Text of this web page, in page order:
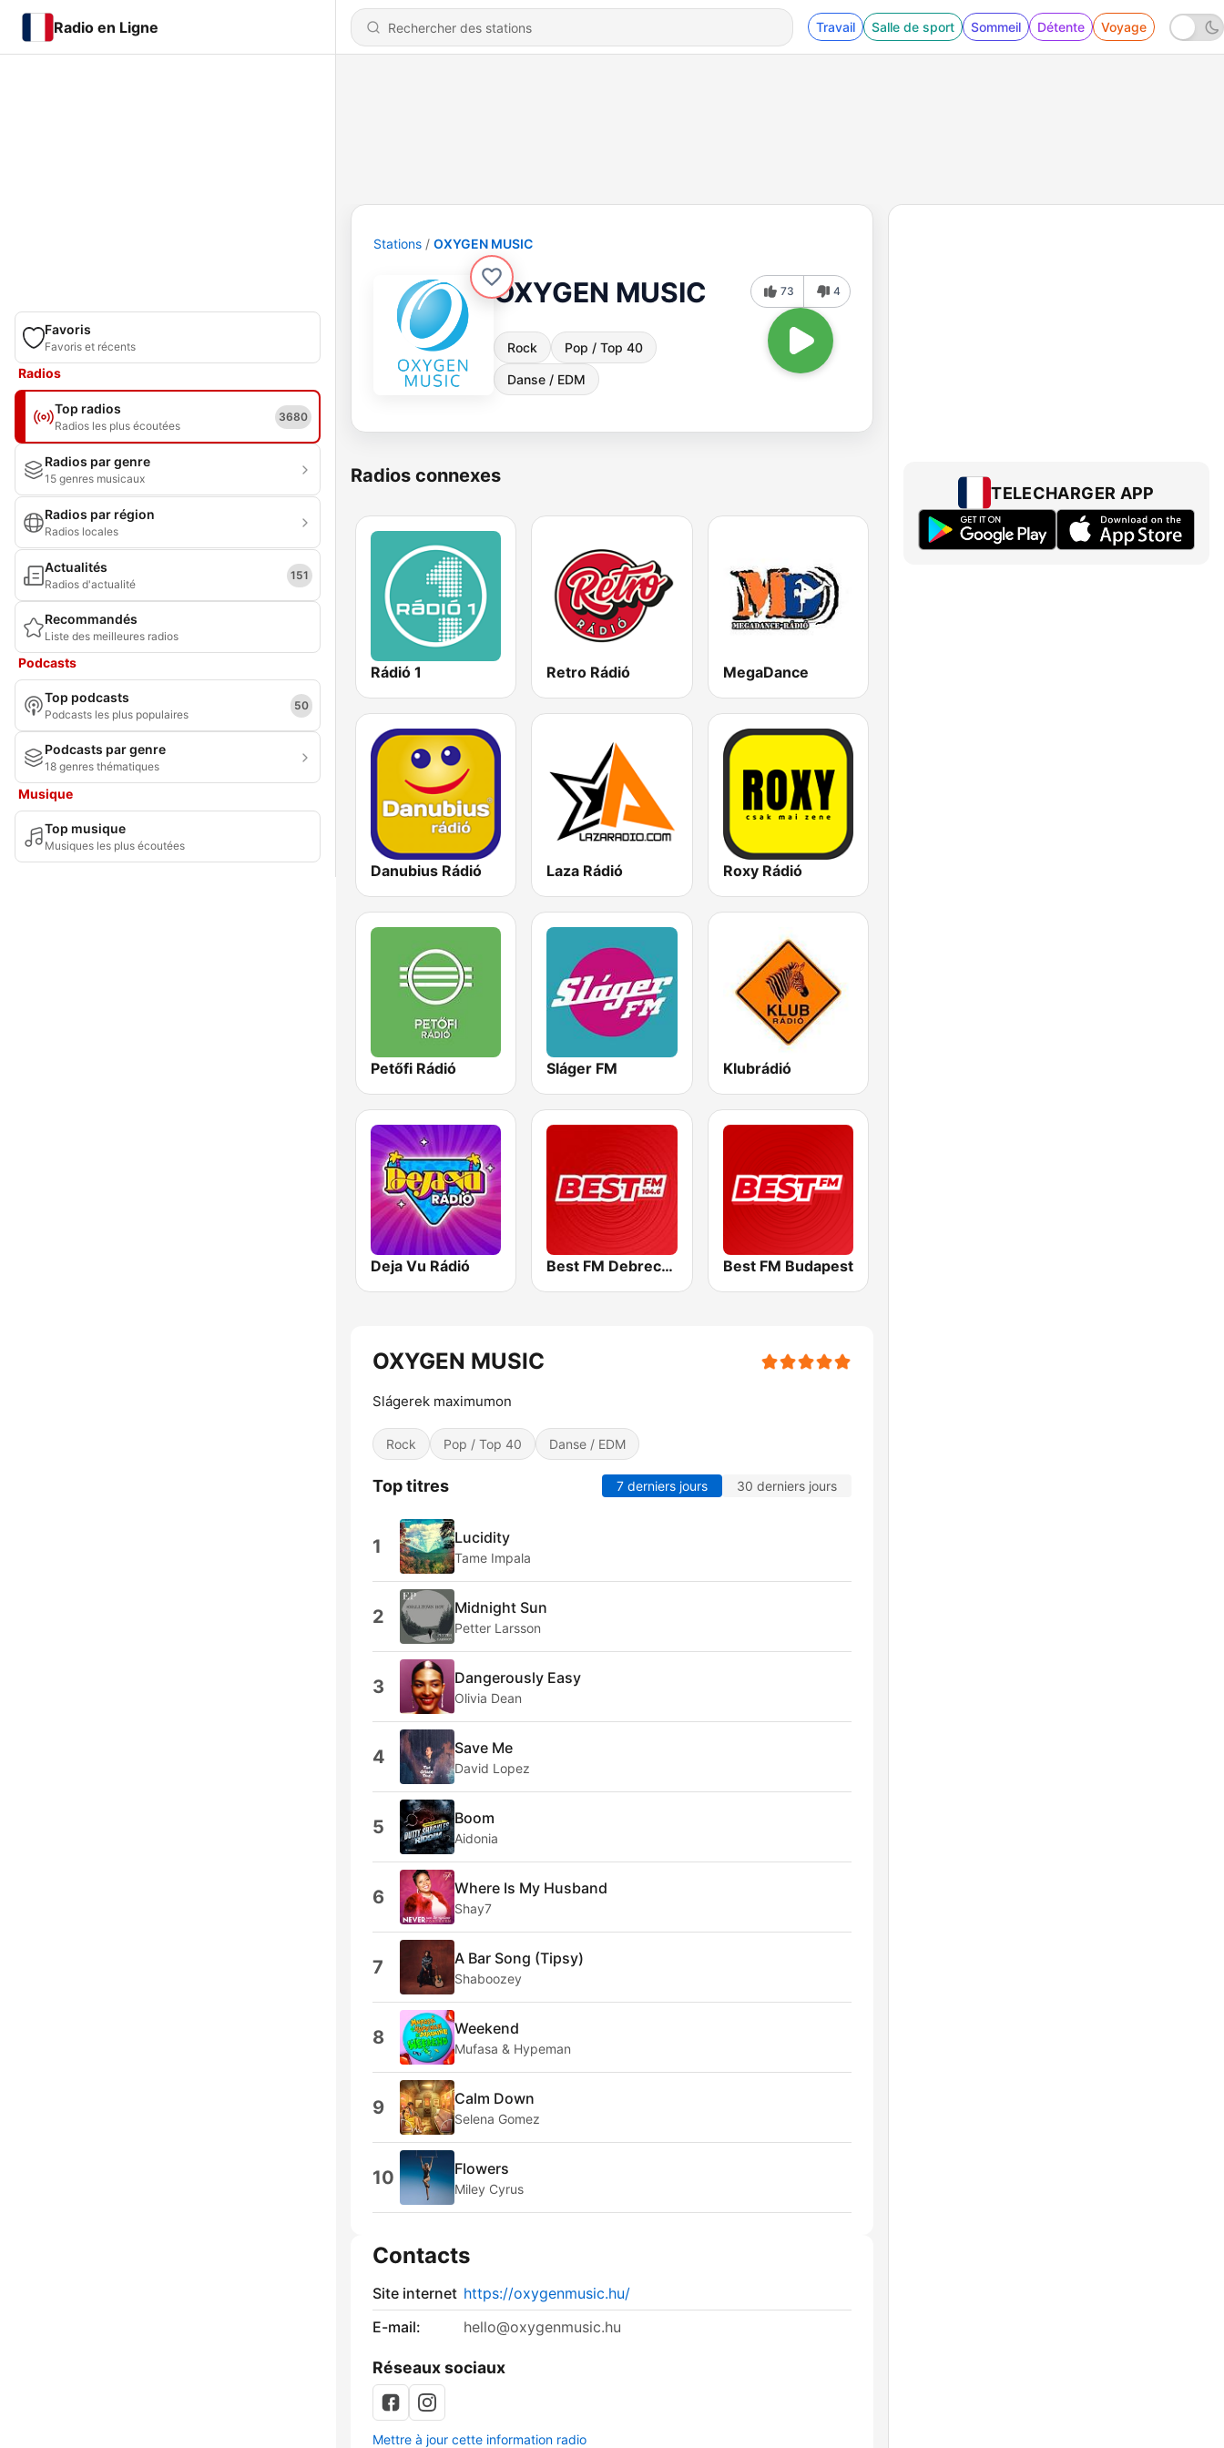
Radio en Ligne Travail Salle de sport Sommeil Détente Voyage
Favoris
Favoris et récents
Radios
Top radios
Radios les plus écoutées
3680
Radios par genre
15 genres musicaux
Radios par région
Radios locales
Actualités
Radios d'actualité
151
Recommandés
Liste des meilleures radios
Podcasts
Top podcasts
Podcasts les plus populaires
50
Podcasts par genre
18 genres thématiques
Musique
Top musique
Musiques les plus écoutées
Stations OXYGEN MUSIC
OXYGEN MUSIC
Rock Pop / Top 40
Danse / EDM
73 4
Radios connexes
Rádió 1 Retro Rádió MegaDance
Danubius Rádió Laza Rádió Roxy Rádió
Petőfi Rádió Sláger FM Klubrádió
Deja Vu Rádió Best FM Debrecen Best FM Budapest
OXYGEN MUSIC
Slágerek maximumon
Rock Pop / Top 40 Danse / EDM
Top titres 7 derniers jours 30 derniers jours
1 Lucidity
Tame Impala
2 Midnight Sun
Petter Larsson
3 Dangerously Easy
Olivia Dean
4 Save Me
David Lopez
5 Boom
Aidonia
6 Where Is My Husband
Shay7
7 A Bar Song (Tipsy)
Shaboozey
8 Weekend
Mufasa & Hypeman
9 Calm Down
Selena Gomez
10 Flowers
Miley Cyrus
Contacts
Site internet https://oxygenmusic.hu/
E-mail:
hello@oxygenmusic.hu
Réseaux sociaux
Mettre à jour cette information radio
TELECHARGER APP